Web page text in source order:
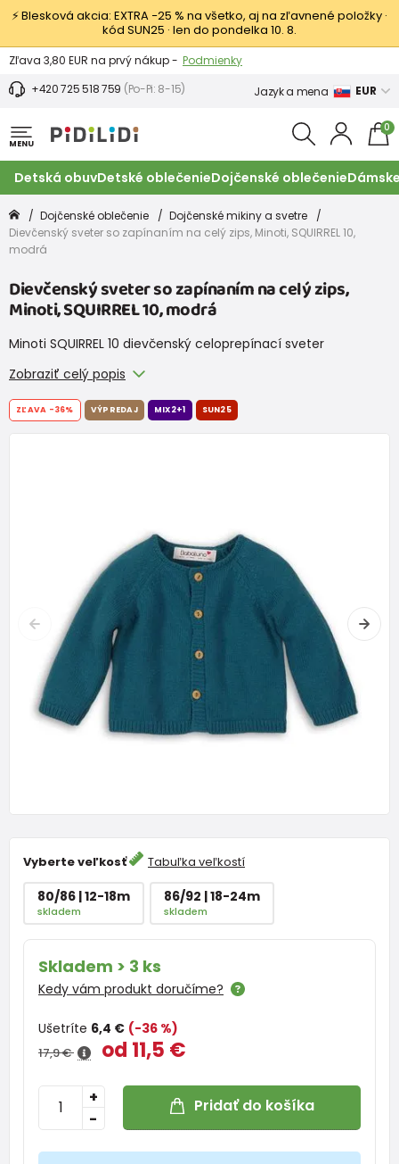
⚡ Blesková akcia: EXTRA −25 % na všetko, aj na zľavnené položky ·
kód SUN25 · len do pondelka 10. 8.
Výmena a vrátenie tovaru - Zobraziť
Zľava 3,80 EUR na prvý nákup - Podmienky
+420 725 518 759 (Po-Pi: 8-15) Jazyk a mena EUR
MENU
0
Detská obuvDetské oblečenieDojčenské oblečenie
Dojčenské oblečenie
Dojčenské mikiny a svetre
Dievčenský sveter so zapínaním na celý zips, Minoti, SQUIRREL 10,
modrá
Dievčenský sveter so zapínaním na celý zips,
Minoti, SQUIRREL 10, modrá
Minoti SQUIRREL 10 dievčenský celoprepínací sveter
Zobraziť celý popis
Vyberte veľkosť Tabuľka veľkostí
80/86 | 12-18m
skladem
86/92 | 18-24m
skladem
Skladem > 3 ks
Kedy vám produkt doručíme?
Ušetríte 6,4 € (-36 %)
17,9 € od 11,5 €
-
+ Pridať do košíka
ZĽAVA -36% VÝPREDAJ MIX2+1 SUN25